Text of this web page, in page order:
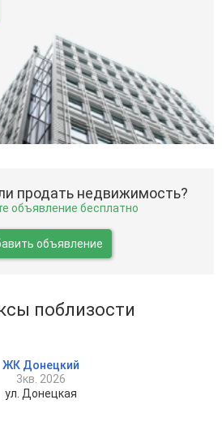
продать недвижимость?
объявление бесплатно
объявление
поблизости
ЖК Донецкий
3кв. 2026
ул. Донецкая